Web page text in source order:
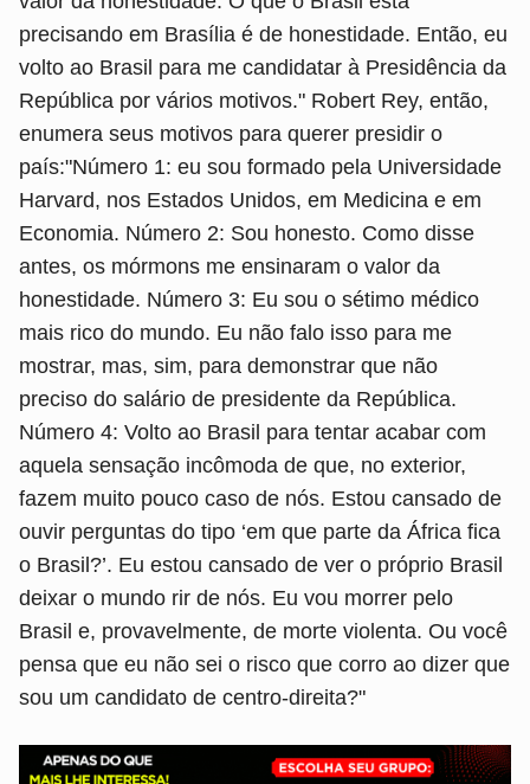
precisando em Brasília é de honestidade. Então, eu
volto ao Brasil para me candidatar à Presidência da
República por vários motivos." Robert Rey, então,
enumera seus motivos para querer presidir o
país:"Número 1: eu sou formado pela Universidade
Harvard, nos Estados Unidos, em Medicina e em
Economia. Número 2: Sou honesto. Como disse
antes, os mórmons me ensinaram o valor da
honestidade. Número 3: Eu sou o sétimo médico
mais rico do mundo. Eu não falo isso para me
mostrar, mas, sim, para demonstrar que não
preciso do salário de presidente da República.
Número 4: Volto ao Brasil para tentar acabar com
aquela sensação incômoda de que, no exterior,
fazem muito pouco caso de nós. Estou cansado de
ouvir perguntas do tipo ‘em que parte da África fica
o Brasil?’. Eu estou cansado de ver o próprio Brasil
deixar o mundo rir de nós. Eu vou morrer pelo
Brasil e, provavelmente, de morte violenta. Ou você
pensa que eu não sei o risco que corro ao dizer que
sou um candidato de centro-direita?"